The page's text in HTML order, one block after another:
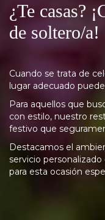
¿Te casas?
de soltero/a!
Cuando se trata de
lugar adecuado
Para aquellos que
con estilo, nuestro
festivo que
Destacamos el
servicio
para esta ocasión